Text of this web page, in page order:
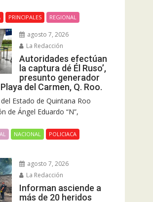
PRINCIPALES REGIONAL
agosto 7, 2026
La Redacción
Autoridades efectúan
la captura dé Él Ruso’,
presunto generador
del Carmen, Q. Roo.
Estado de Quintana Roo
de Ángel Eduardo “N”,
NACIONAL
POLICIACA
agosto 7, 2026
La Redacción
Informan asciende a
más de 20 heridos